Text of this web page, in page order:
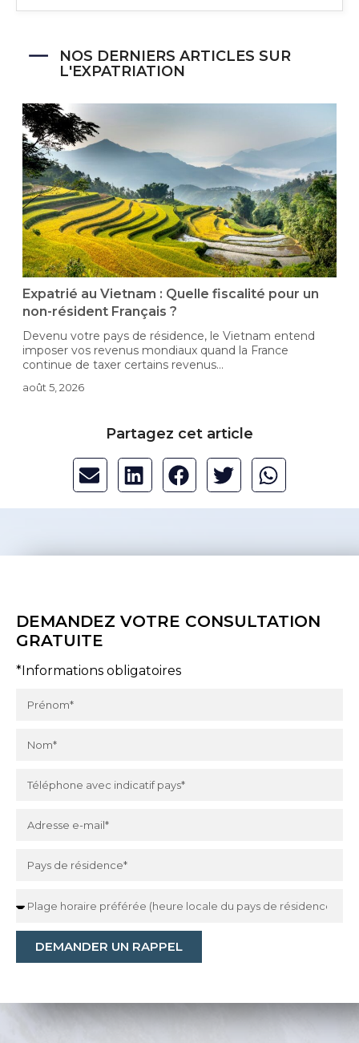
NOS DERNIERS ARTICLES SUR
L'EXPATRIATION
Expatrié au Vietnam : Quelle fiscalité pour un
non-résident Français ?
Devenu votre pays de résidence, le Vietnam entend
imposer vos revenus mondiaux quand la France
continue de taxer certains revenus...
août 5, 2026
Partagez cet article
DEMANDEZ VOTRE CONSULTATION
GRATUITE
*Informations obligatoires
DEMANDER UN RAPPEL